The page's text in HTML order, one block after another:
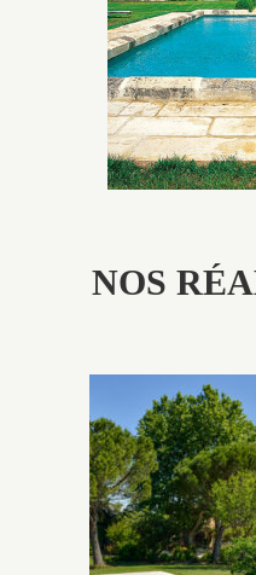
patine naturelle ou
NOS